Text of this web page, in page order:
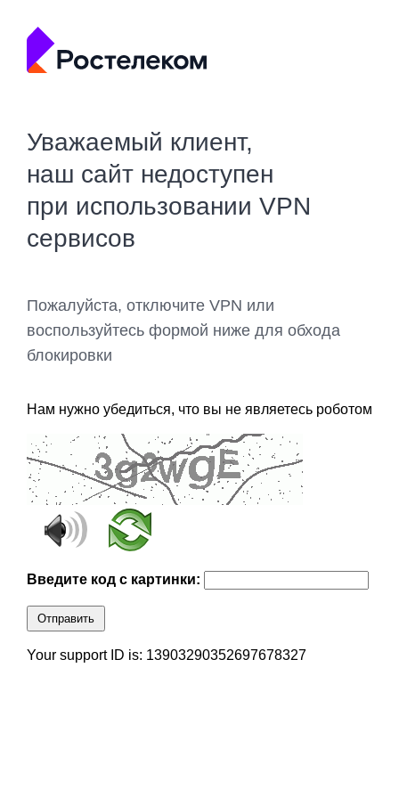
Уважаемый клиент,
наш сайт недоступен
при использовании VPN
сервисов
Пожалуйста, отключите VPN или
воспользуйтесь формой ниже для обхода
блокировки
Нам нужно убедиться, что вы не являетесь роботом
Введите код с картинки:
Отправить
Your support ID is: 13903290352697678327